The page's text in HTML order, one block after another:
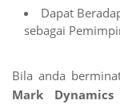
Dapat
sebagai
Bila anda
Mark